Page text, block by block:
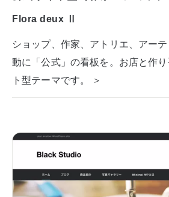
Flora deux Ⅱ
ショップ、作家、アトリエ、アー
動に「公式」の看板を。お店と作
ト型テーマです。 ＞